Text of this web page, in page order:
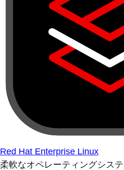
Red Hat Enterprise Linux
柔軟なオペレーティングシス